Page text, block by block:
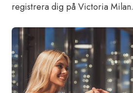
registrera dig på Victoria Milan.